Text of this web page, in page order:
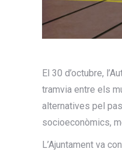
El 30 d’octubre,
tramvia entre els
alternatives pel
socioeconòmics,
L’Ajuntament va